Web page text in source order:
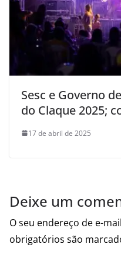
Sesc e Governo
do Claque 2025;
17 de abril de 2025
Deixe um
O seu endereço de e-
obrigatórios são